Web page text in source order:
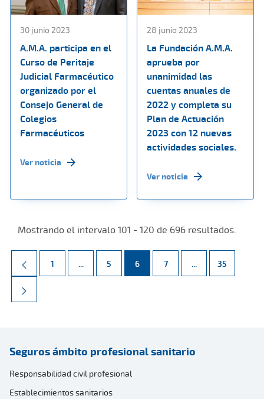
30 junio 2023
A.M.A. participa en el
Curso de Peritaje
Judicial Farmacéutico
organizado por el
Consejo General de
Colegios
Farmacéuticos
Ver noticia
28 junio 2023
La Fundación A.M.A.
aprueba por
unanimidad las
cuentas anuales de
2022 y completa su
Plan de Actuación
2023 con 12 nuevas
actividades sociales.
Ver noticia
Mostrando el intervalo 101 - 120 de 696 resultados.
Página
1 ... Páginas intermedias Use TAB para desplazarse.
Página
5 Página
6 Página
7 ... Páginas
Página
35
Seguros ámbito profesional sanitario
Responsabilidad civil profesional
Establecimientos sanitarios